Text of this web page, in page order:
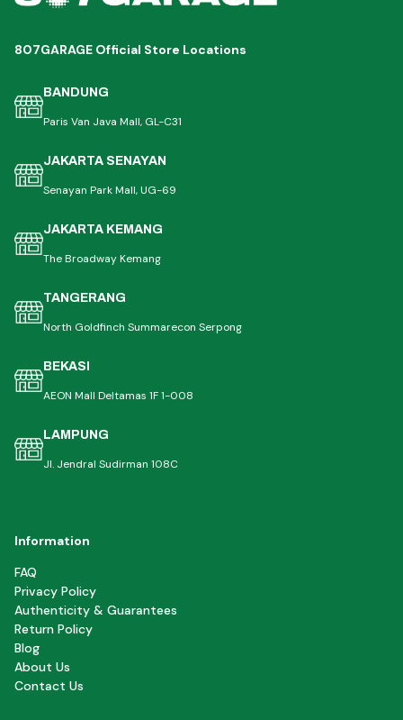
807GARAGE Official Store Locations
BANDUNG
Paris Van Java Mall, GL-C31
JAKARTA SENAYAN
Senayan Park Mall, UG-69
JAKARTA KEMANG
The Broadway Kemang
TANGERANG
North Goldfinch Summarecon Serpong
BEKASI
AEON Mall Deltamas 1F 1-008
LAMPUNG
Jl. Jendral Sudirman 108C
Information
FAQ
Privacy Policy
Authenticity & Guarantees
Return Policy
Blog
About Us
Contact Us